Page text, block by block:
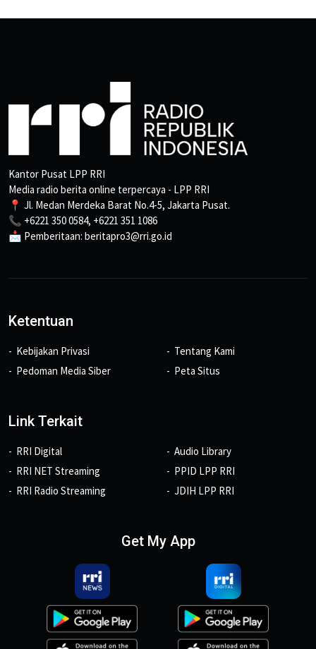
Kantor Pusat LPP RRI
Media radio berita online terpercaya - LPP RRI
📍 Jl. Medan Merdeka Barat No.4-5, Jakarta Pusat.
📞 +6221 350 0584, +6221 351 1086
📩 Pemberitaan: beritapro3@rri.go.id
Ketentuan
Kebijakan Privasi
Pedoman Media Siber
Tentang Kami
Peta Situs
Link Terkait
RRI Digital
RRI NET Streaming
RRI Radio Streaming
Audio Library
PPID LPP RRI
JDIH LPP RRI
Get My App